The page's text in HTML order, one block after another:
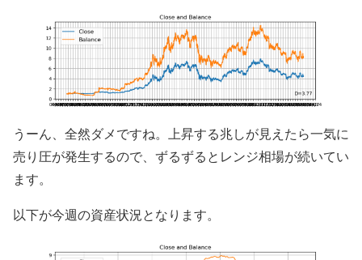
うーん、全然ダメですね。上昇する兆しが見えたら一気に
売り圧が発生するので、ずるずるとレンジ相場が続いてい
ます。
以下が今週の資産状況となります。